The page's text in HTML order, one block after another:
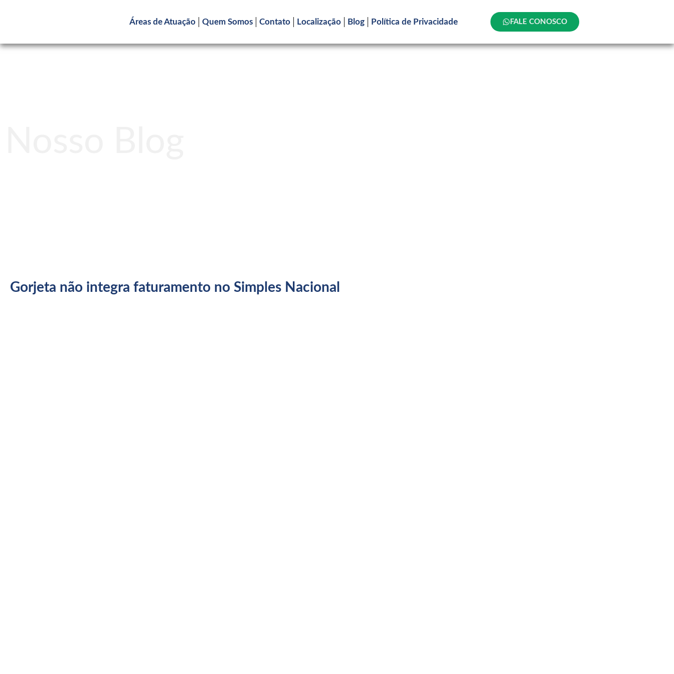
Áreas de Atuação Quem Somos Contato Localização Blog Política de Privacidade FALE CONOSCO
Gorjeta não integra faturamento no Simples Nacional